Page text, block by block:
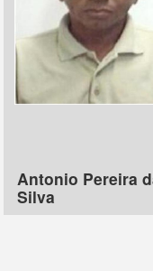
Antonio Pereira
Silva